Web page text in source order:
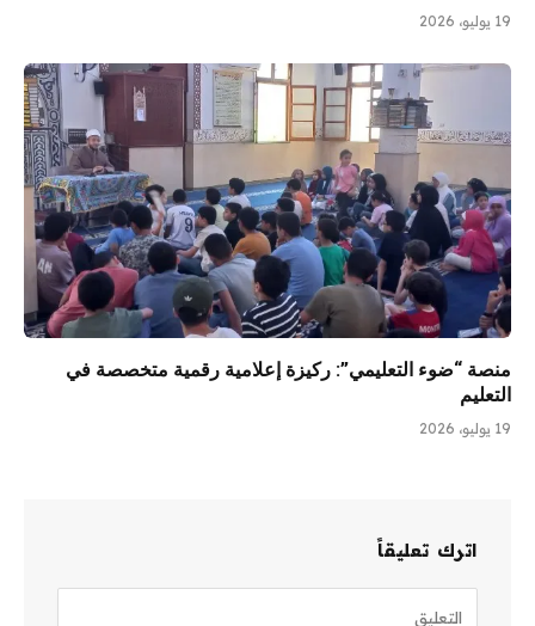
19 يوليو، 2026
منصة “ضوء التعليمي”: ركيزة إعلامية رقمية متخصصة في
التعليم
19 يوليو، 2026
اترك تعليقاً